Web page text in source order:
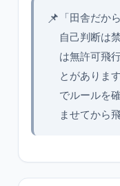
📌 「田舎だか
自己判断は
は無許可飛
とがあります
でルールを
ませてから